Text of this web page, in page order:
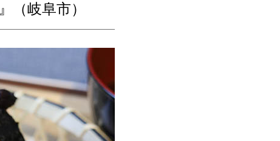
（岐阜市）